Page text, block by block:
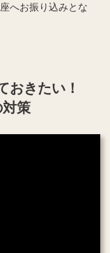
へお振り込みとな
おきたい！
策